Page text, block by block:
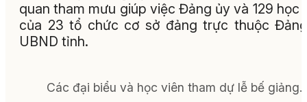
quan tham mưu giúp việc Đảng ủy và 129 học
của 23 tổ chức cơ sở đảng trực thuộc
UBND tỉnh.
Các đại biểu và học viên tham dự lễ bế giảng.